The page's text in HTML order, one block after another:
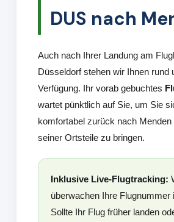
DUS nach
Auch nach Ihrer Landung am
Düsseldorf stehen wir Ihnen rund
Verfügung. Ihr vorab gebuchtes
wartet pünktlich auf Sie, um Sie
komfortabel zurück nach Menden
seiner Ortsteile zu bringen.
Inklusive Live-Flugtracking:
überwachen Ihre Flugnummer
Sollte Ihr Flug früher landen